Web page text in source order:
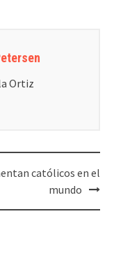
Ortiz
católicos en el
mundo